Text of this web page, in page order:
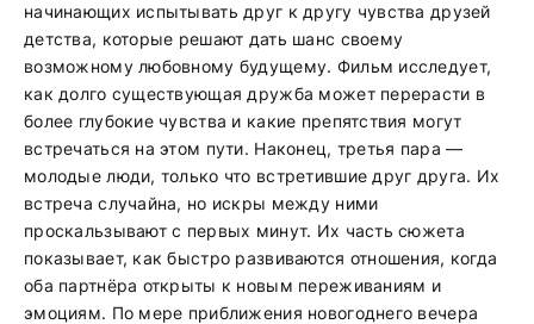
начинающих испытывать друг к другу чувства друзей
детства, которые решают дать шанс своему
возможному любовному будущему. Фильм исследует,
как долго существующая дружба может перерасти в
более глубокие чувства и какие препятствия могут
встречаться на этом пути. Наконец, третья пара —
молодые люди, только что встретившие друг друга. Их
встреча случайна, но искры между ними
проскальзывают с первых минут. Их часть сюжета
показывает, как быстро развиваются отношения, когда
оба партнёра открыты к новым переживаниям и
эмоциям. По мере приближения новогоднего вечера